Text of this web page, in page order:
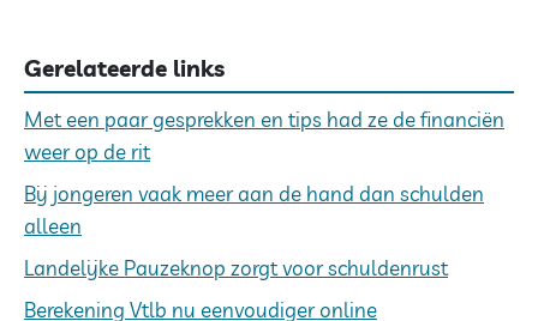
Gerelateerde links
Met een paar gesprekken en tips had ze de financiën
weer op de rit
Bij jongeren vaak meer aan de hand dan schulden
alleen
Landelijke Pauzeknop zorgt voor schuldenrust
Berekening Vtlb nu eenvoudiger online